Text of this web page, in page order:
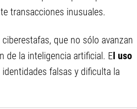
transacciones inusuales.
que no sólo avanzan
de la inteligencia artificial. El uso
falsas y dificulta la